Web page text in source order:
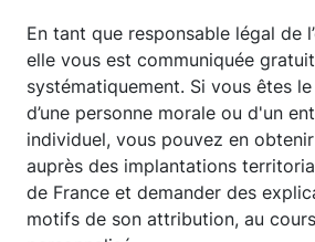
En tant que responsable légal de
elle vous est communiquée
systématiquement. Si vous êtes
d’une personne morale ou d'un
individuel, vous pouvez en
auprès des implantations
de France et demander des
motifs de son attribution, au